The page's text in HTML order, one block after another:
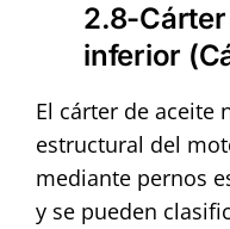
2.8-
inferior
El cárter de aceite
estructural del
mediante pernos
y se pueden